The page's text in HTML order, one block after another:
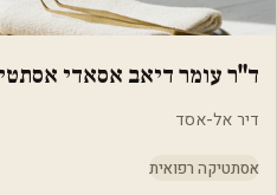
ד"ר עומר דיאב אסאדי
דיר אל-אסד
אסתטיקה רפואית